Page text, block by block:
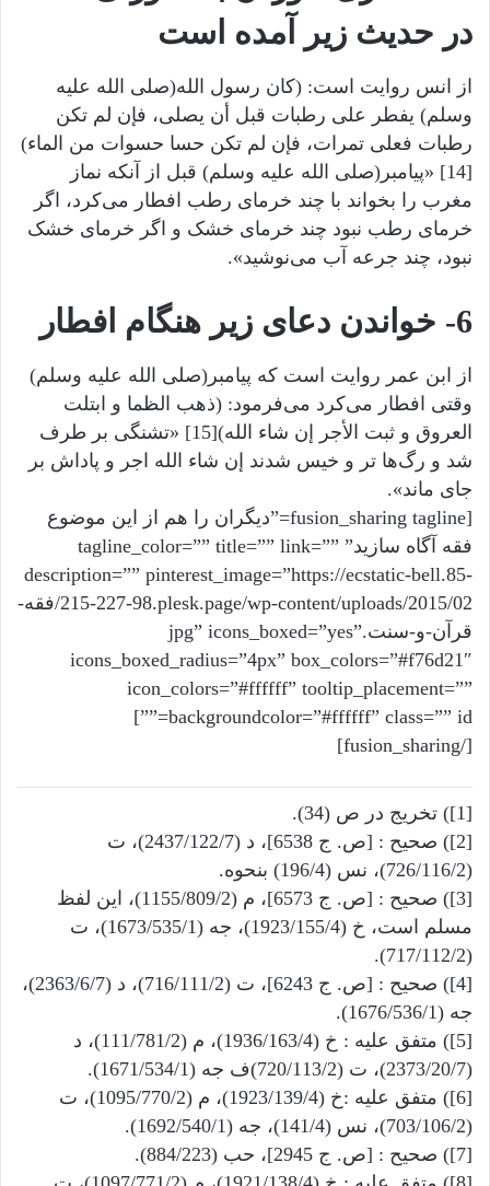
در حدیث زیر آمده است
از انس روایت است: (کان رسول الله(صلى الله عليه
وسلم) یفطر علی رطبات قبل أن یصلی، فإن لم تکن
رطبات فعلی تمرات، فإن لم تکن حسا حسوات من الماء)
[14] «پیامبر(صلى الله عليه وسلم) قبل از آنکه نماز
مغرب را بخواند با چند خرمای رطب افطار می‌کرد، اگر
خرمای رطب نبود چند خرمای خشک و اگر خرمای خشک
نبود، چند جرعه آب می‌نوشید».
6- خواندن دعای زیر هنگام افطار
از ابن عمر روایت است که پیامبر(صلى الله عليه وسلم)
وقتی افطار می‌کرد می‌فرمود: (ذهب الظما و ابتلت
العروق و ثبت الأجر إن شاء الله)[15] «تشنگی بر طرف
شد و رگ‌ها تر و خیس شدند إن شاء الله اجر و پاداش بر
جای ماند».
[fusion_sharing tagline=”دیگران را هم از این موضوع
فقه آگاه سازید” tagline_color=”” title=”” link=””
description=”” pinterest_image=”https://ecstatic-bell.85-
215-227-98.plesk.page/wp-content/uploads/2015/02/فقه-
قرآن-و-سنت.jpg” icons_boxed=”yes”
icons_boxed_radius=”4px” box_colors=”#f76d21″
icon_colors=”#ffffff” tooltip_placement=””
backgroundcolor=”#ffffff” class=”” id=””]
[/fusion_sharing]
[1]) تخریج در ص (34).
[2]) صحیح : [ص. ج 6538]، د (2437/122/7)، ت
(726/116/2)، نس (196/4) بنحوه.
[3]) صحیح : [ص. ج 6573]، م (1155/809/2)، این لفظ
مسلم است، خ (1923/155/4)، جه (1673/535/1)، ت
(717/112/2).
[4]) صحیح : [ص. ج 6243]، ت (716/111/2)، د (2363/6/7)،
جه (1676/536/1).
[5]) متفق علیه : خ (1936/163/4)، م (111/781/2)، د
(2373/20/7)، ت (720/113/2)ف جه (1671/534/1).
[6]) متفق علیه :خ (1923/139/4)، م (1095/770/2)، ت
(703/106/2)، نس (141/4)، جه (1692/540/1).
[7]) صحیح : [ص. ج 2945]، حب (884/223).